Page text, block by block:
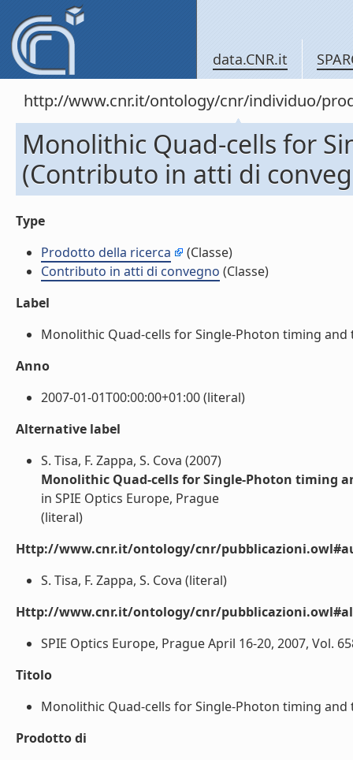
data.CNR.it
http://www.cnr.it/ontology/cnr/individuo/
Monolithic Quad-cells for
(Contributo in atti di
Type
Prodotto della ricerca
(Classe)
Contributo in atti di convegno (Classe)
Label
Monolithic Quad-cells for Single-Photon timing
Anno
2007-01-01T00:00:00+01:00 (literal)
Alternative label
S. Tisa, F. Zappa, S. Cova (2007)
Monolithic Quad-cells for Single-Photon timing
in SPIE Optics Europe, Prague
(literal)
Http://www.cnr.it/ontology/cnr/
S. Tisa, F. Zappa, S. Cova (literal)
Http://www.cnr.it/ontology/cnr/
SPIE Optics Europe, Prague April 16-20, 2007, Vol.
Titolo
Monolithic Quad-cells for Single-Photon timing
Prodotto di